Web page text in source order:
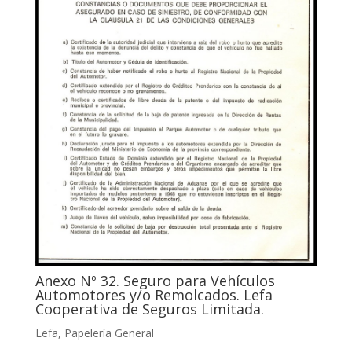
Anexo Nº 32. Seguro para Vehículos
Automotores y/o Remolcados. Lefa
Cooperativa de Seguros Limitada.
Lefa, Papelería General